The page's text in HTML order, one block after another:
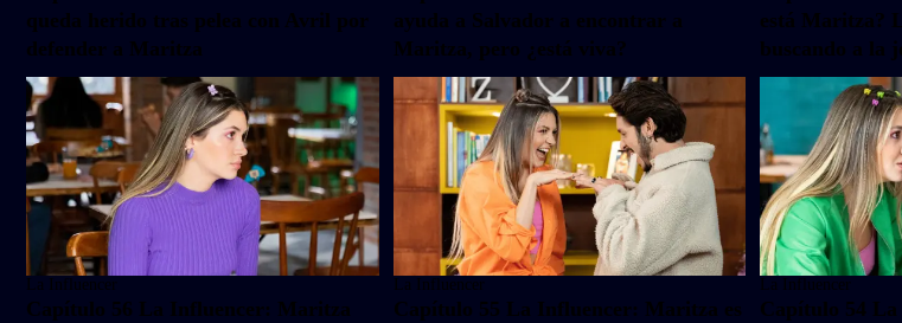
queda herido tras pelea con Avril por
defender a Maritza
ayuda a Salvador a encontrar a
Maritza, pero ¿está viva?
está Maritza?
buscando a la
La Influencer
Capítulo 56 La Influencer: Maritza
La Influencer
Capítulo 55 La Influencer: Maritza es
La Influencer
Capítulo 54